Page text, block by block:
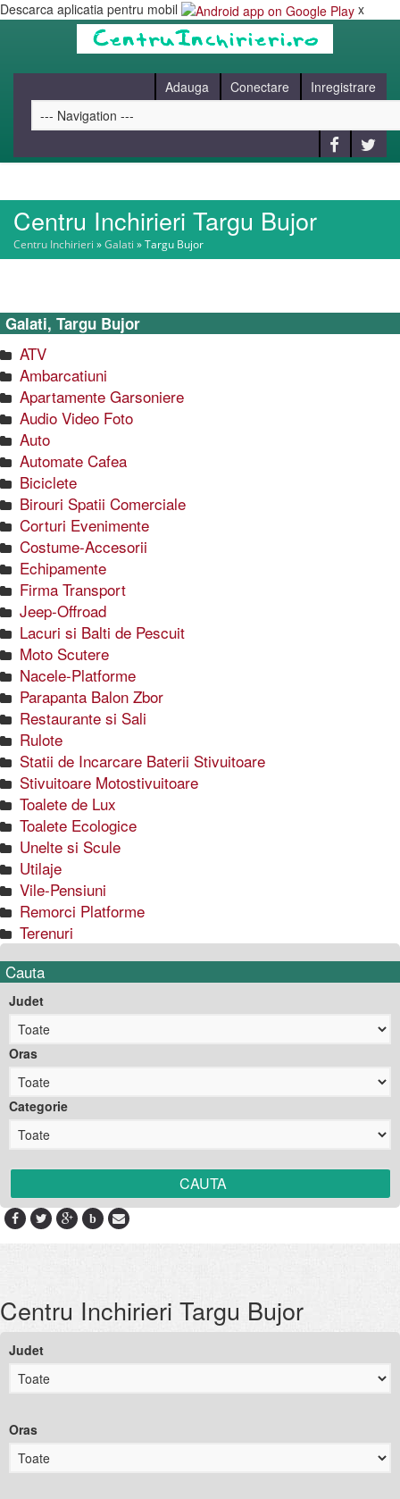
Descarca aplicatia pentru mobil x
Adauga Conectare Inregistrare
HOME
BLOG
CONTACT
Centru Inchirieri Targu Bujor
Centru Inchirieri »Galati »Targu Bujor
Galati, Targu Bujor
ATV
Ambarcatiuni
Apartamente Garsoniere
Audio Video Foto
Auto
Automate Cafea
Biciclete
Birouri Spatii Comerciale
Corturi Evenimente
Costume-Accesorii
Echipamente
Firma Transport
Jeep-Offroad
Lacuri si Balti de Pescuit
Moto Scutere
Nacele-Platforme
Parapanta Balon Zbor
Restaurante si Sali
Rulote
Statii de Incarcare Baterii Stivuitoare
Stivuitoare Motostivuitoare
Toalete de Lux
Toalete Ecologice
Unelte si Scule
Utilaje
Vile-Pensiuni
Remorci Platforme
Terenuri
Cauta
Judet
Oras
Categorie
b
Centru Inchirieri Targu Bujor
Judet
Oras